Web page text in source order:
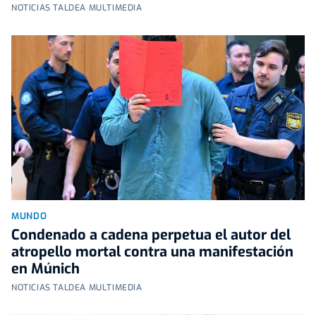
NOTICIAS TALDEA MULTIMEDIA
MUNDO
Condenado a cadena perpetua el autor del
atropello mortal contra una manifestación
en Múnich
NOTICIAS TALDEA MULTIMEDIA